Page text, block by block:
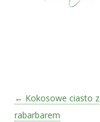
Zobacz wpisy
← Kokosowe ciasto z
rabarbarem